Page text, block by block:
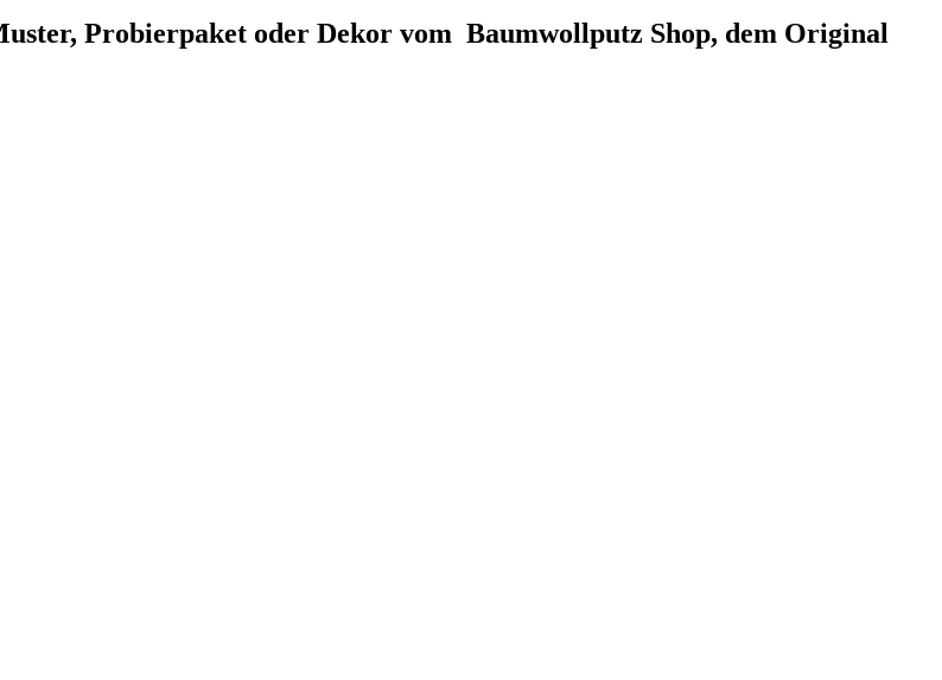
Probierpaket oder Dekor vom Baumwollputz Shop, dem Original